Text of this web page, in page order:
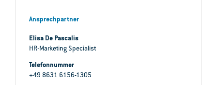
Ansprechpartner
Elisa De Pascalis
HR-Marketing Specialist
Telefonnummer
+49 8631 6156-1305